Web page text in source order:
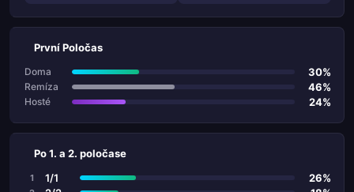
První Poločas
Doma 30%
Remíza 46%
Hosté 24%
Po 1. a 2. poločase
1 1/1 26%